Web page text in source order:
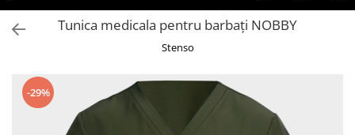
Produse consumabile din hartie
Detergenti si dezinfectanti
Saci menajeri (Unitate Protejata)
Agende, calendare si organizatoare
Agende personalizabile
Tunica medicala pentru barbați NOBBY
Stenso
-29%